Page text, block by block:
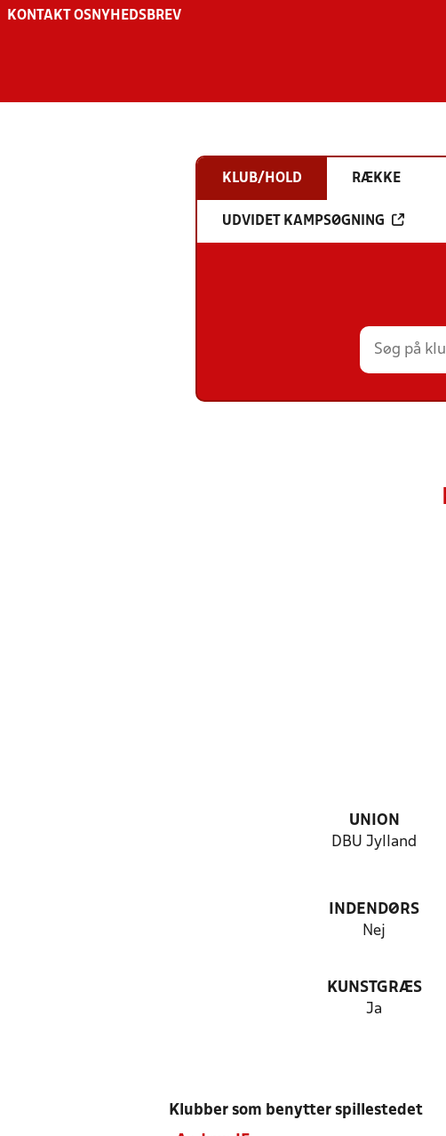
KONTAKT OS NYHEDSBREV
KLUB/HOLD RÆKKE
UDVIDET KAMPSØGNING
UNION
DBU Jylland
INDENDØRS
Nej
KUNSTGRÆS
Ja
Klubber som benytter spillestedet